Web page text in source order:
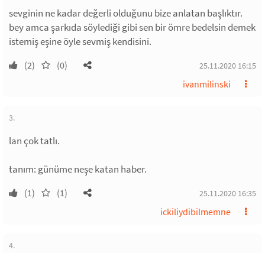
sevginin ne kadar değerli olduğunu bize anlatan başlıktır.
bey amca şarkıda söylediği gibi sen bir ömre bedelsin demek
istemiş eşine öyle sevmiş kendisini.
(2) (0) 25.11.2020 16:15
ivanmilinski
3.
lan çok tatlı.
tanım: günüme neşe katan haber.
(1) (1) 25.11.2020 16:35
ickiliydibilmemne
4.